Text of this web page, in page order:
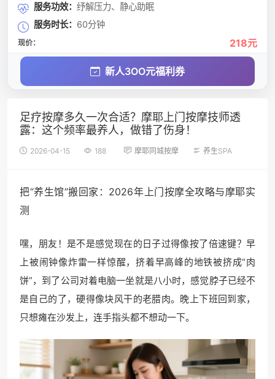
服务功效： 纾解压力、静心助眠
服务时长： 60分钟
现价： 218元
新人3OO元福利券
足疗按摩多久一次合适？摩耶上门按摩技师透
露：这个频率最养人，做错了伤身！
2026-04-15 188 摩耶同城按摩 养生SPA
把“养生馆”搬回家：2026年 上门按摩全攻略与摩耶实
测
嘿，朋友！是不是感觉现在的日子过得像按了倍速键？早
上被闹钟像炸雷一样惊醒，挤着早高峰的地铁被挤成“肉
饼”，到了公司对着电脑一坐就是八小时，感觉脖子已经不
是自己的了，硬得像块风干的老腊肉。晚上下班回到家，
只想瘫在沙发上，连手指头都不想动一下。